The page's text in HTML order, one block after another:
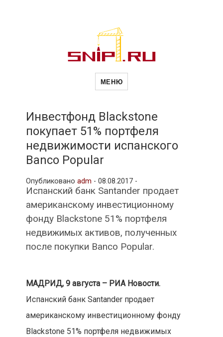
Новости
и
другие связанные со стройкой
рубрики
МЕНЮ
Инвестфонд Blackstone
покупает 51% портфеля
недвижимости испанского
Banco Popular
Опубликовано adm - 08.08.2017 -
Испанский банк Santander продает
американскому инвестиционному
фонду Blackstone 51% портфеля
недвижимых активов, полученных
после покупки Banco Popular.
МАДРИД, 9 августа – РИА Новости.
Испанский банк Santander продает
американскому инвестиционному фонду
Blackstone 51% портфеля недвижимых